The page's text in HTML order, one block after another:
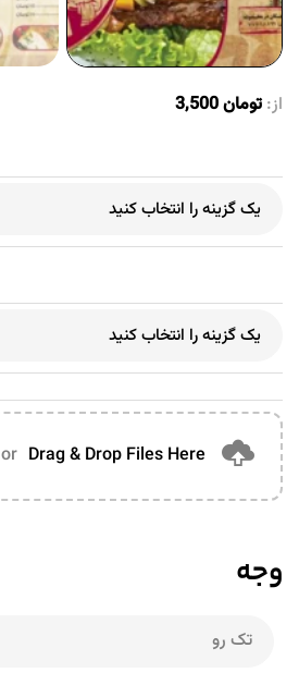
از: تومان
Drag & Drop Files Here
or
وجه